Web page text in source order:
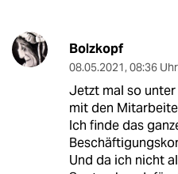
Bolzkopf
08.05.2021, 08:36 Uhr
Jetzt mal so
mit den
Ich finde das
Und da ich nicht